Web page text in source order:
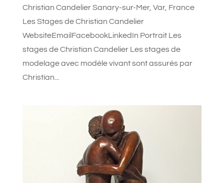
Christian Candelier Sanary-sur-Mer, Var, France
Les Stages de Christian Candelier
WebsiteEmailFacebookLinkedIn Portrait Les
stages de Christian Candelier Les stages de
modelage avec modèle vivant sont assurés par
Christian...